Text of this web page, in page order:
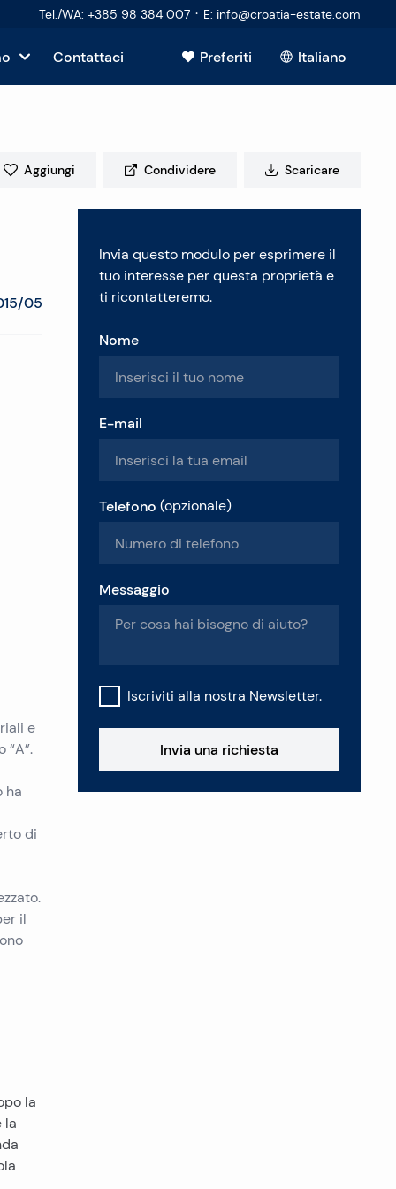
Tel./WA: +385 98 384 007 · E: info@croatia-estate.com
Contattaci Preferiti Italiano
Mostra tutto
05
e
ha
di
il
la
la
Aggiungi Condividere Scaricare
Invia questo modulo per esprimere il
tuo interesse per questa proprietà e
ti ricontatteremo.
Nome
E-mail
Telefono (opzionale)
Messaggio
Iscriviti alla nostra Newsletter.
Invia una richiesta